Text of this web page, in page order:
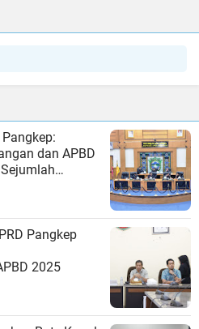
dan APBD
Pangkep
2025